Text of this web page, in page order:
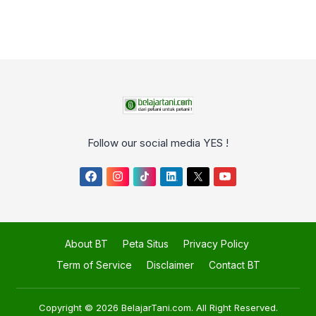
Follow our social media YES !
About BT Peta Situs
Privacy Policy
Term of Service
Disclaimer Contact BT
Copyright © 2026 BelajarTani.com. All Right Reserved.